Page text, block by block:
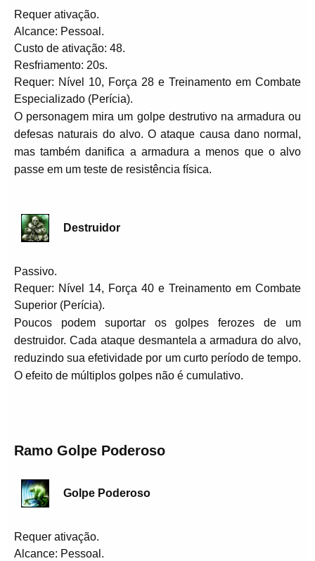
Requer ativação.
Alcance: Pessoal.
Custo de ativação: 48.
Resfriamento: 20s.
Requer: Nível 10, Força 28 e Treinamento em Combate
Especializado (Perícia).
O personagem mira um golpe destrutivo na armadura ou
defesas naturais do alvo. O ataque causa dano normal,
mas também danifica a armadura a menos que o alvo
passe em um teste de resistência física.
Destruidor
Passivo.
Requer: Nível 14, Força 40 e Treinamento em Combate
Superior (Perícia).
Poucos podem suportar os golpes ferozes de um
destruidor. Cada ataque desmantela a armadura do alvo,
reduzindo sua efetividade por um curto período de tempo.
O efeito de múltiplos golpes não é cumulativo.
Ramo Golpe Poderoso
Golpe Poderoso
Requer ativação.
Alcance: Pessoal.